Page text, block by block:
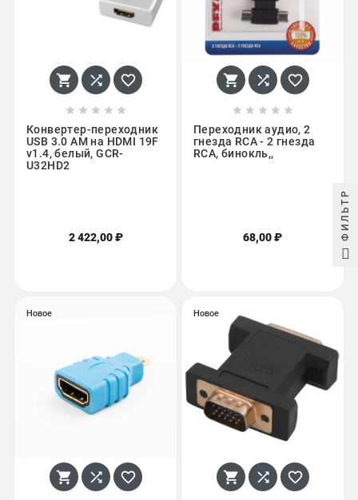
  
    
Конвертер-переходник
USB 3.0 AM на HDMI 19F
v1.4, белый, GCR-
U32HD2
2 422,00 ₽
  
    
Переходник аудио, 2
гнезда RCA - 2 гнезда
RCA, бинокль,,
68,00 ₽
Новое
  
Новое
  
ФИЛЬТР